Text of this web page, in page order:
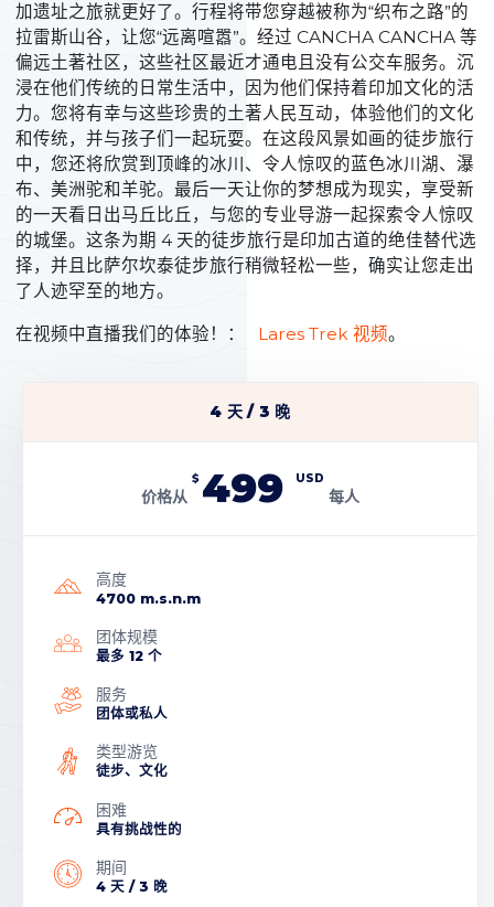
加遗址之旅就更好了。行程将带您穿越被称为“织布之路”的
拉雷斯山谷，让您“远离喧嚣”。经过 CANCHA CANCHA 等
偏远土著社区，这些社区最近才通电且没有公交车服务。沉
浸在他们传统的日常生活中，因为他们保持着印加文化的活
力。您将有幸与这些珍贵的土著人民互动，体验他们的文化
和传统，并与孩子们一起玩耍。在这段风景如画的徒步旅行
中，您还将欣赏到顶峰的冰川、令人惊叹的蓝色冰川湖、瀑
布、美洲驼和羊驼。最后一天让你的梦想成为现实，享受新
的一天看日出马丘比丘，与您的专业导游一起探索令人惊叹
的城堡。这条为期 4 天的徒步旅行是印加古道的绝佳替代选
择，并且比萨尔坎泰徒步旅行稍微轻松一些，确实让您走出
了人迹罕至的地方。
在视频中直播我们的体验！： Lares Trek 视频。
4 天 / 3 晚
价格从
$ 499 USD
每人
高度
4700 m.s.n.m
团体规模
最多 12 个
服务
团体或私人
类型游览
徒步、文化
困难
具有挑战性的
期间
4 天 / 3 晚